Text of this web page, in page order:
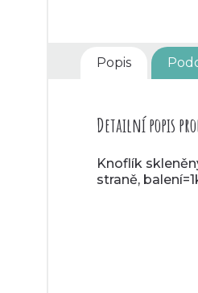
Popis
Detailní popis
Knoflík
straně,